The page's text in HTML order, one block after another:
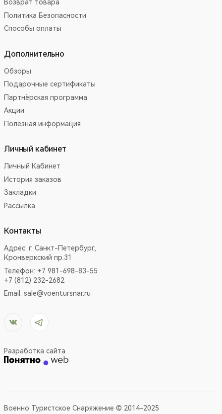
Возврат товара
Политика Безопасности
Способы оплаты
Дополнительно
Обзоры
Подарочные сертификаты
Партнёрская программа
Акции
Полезная информация
Личный кабинет
Личный Кабинет
История заказов
Закладки
Рассылка
Контакты
Адрес: г. Санкт-Петербург,
Кронверкский пр.31
Телефон: +7 981-698-83-55
+7 (812) 232-2682
Email: sale@voentursnar.ru
Разработка сайта
Военно Туристское Снаряжение © 2014-2025